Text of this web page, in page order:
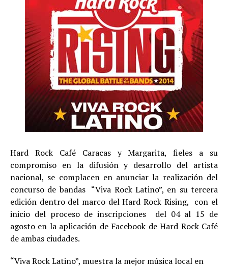
Hard Rock Café Caracas y Margarita, fieles a su
compromiso en la difusión y desarrollo del artista
nacional, se complacen en anunciar la realización del
concurso de bandas “Viva Rock Latino”, en su tercera
edición dentro del marco del Hard Rock Rising, con el
inicio del proceso de inscripciones del 04 al 15 de
agosto en la aplicación de Facebook de Hard Rock Café
de ambas ciudades.
“Viva Rock Latino”, muestra la mejor música local en